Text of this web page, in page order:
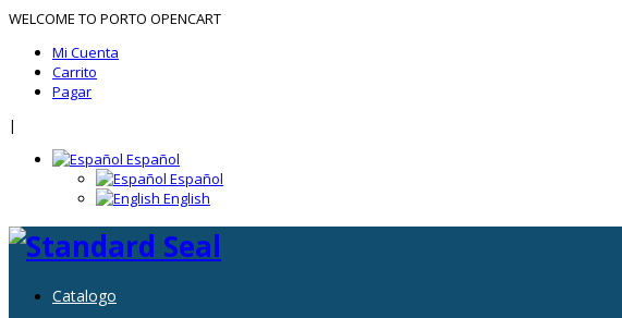
WELCOME TO PORTO OPENCART
Mi Cuenta
Carrito
Pagar
|
Español
Español
English
Catalogo